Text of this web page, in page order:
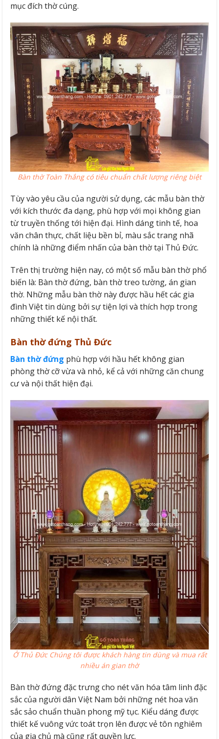
mục đích thờ cúng.
Bàn thờ Toàn Thắng có tiêu chuẩn chất lượng riêng biệt
Tùy vào yêu cầu của người sử dụng, các mẫu bàn thờ
với kích thước đa dạng, phù hợp với mọi không gian
từ truyền thống tới hiện đại. Hình dáng tinh tế, hoa
văn chân thực, chất liệu bền bỉ, màu sắc trang nhã
chính là những điểm nhấn của bàn thờ tại Thủ Đức.
Trên thị trường hiện nay, có một số mẫu bàn thờ phổ
biến là: Bàn thờ đứng, bàn thờ treo tường, án gian
thờ. Những mẫu bàn thờ này được hầu hết các gia
đình Việt tin dùng bởi sự tiện lợi và thích hợp trong
những thiết kế nội thất.
Bàn thờ đứng Thủ Đức
Bàn thờ đứng phù hợp với hầu hết không gian
phòng thờ cỡ vừa và nhỏ, kể cả với những căn chung
cư và nội thất hiện đại.
Ở Thủ Đức Chúng tôi được khách hàng tin dùng và mua rất
nhiều án gian thờ
Bàn thờ đứng đặc trưng cho nét văn hóa tâm linh đặc
sắc của người dân Việt Nam bởi những nét hoa văn
sắc sảo chuẩn thuần phong mỹ tục. Kiểu dáng được
thiết kế vuông vức toát trọn lên được vẻ tôn nghiêm
của gia chủ mà cũng rất quyền lực.